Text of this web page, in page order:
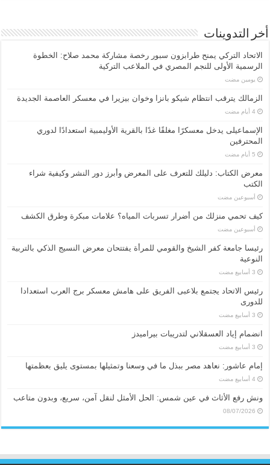
أخر التدوينات
الاتحاد التركي يمنح طرابزون سبور رخصة مشاركة محمد صلاح: الخطوة
الرسمية الأولى للنجم المصري في الملاعب التركية
‏يومين مضت
الزمالك يترقب انتظام شيكو بانزا وخوان بيزيرا في معسكر العاصمة الجديدة
الإسماعیلی یدخل معسكرًا مغلقًا غدًا بالقرية الأوليمبية استعدادًا لدوري
المحترفين
معرض الكتاب: دليلك للتعرف على المعرض وأبرز دور النشر وكيفية شراء
الكتب
‏أسبوعين مضت
كيف تحمي منزلك من أضرار تسربات المياه؟ علامات مبكرة وطرق الكشف
‏أسبوعين مضت
رئيسا جامعة كفر الشيخ والقومي للمرأة يفتتحان معرض النسيج الذكي بالتربية
النوعية
رئيس الاتحاد يجتمع بلاعبى الفريق على هامش معسكر برج العرب استعدادا
للدورى
انضمام إياد العسقلاني لتدريبات بيراميدز
إمام عاشور: نعاهد مصر ببذل ما في وسعنا وتمثيلها بمستوى يليق بعظمتها
ونش رفع الأثاث في عين شمس: الحل الأمثل لنقل آمن، سريع، وبدون متاعب
08/07/2026